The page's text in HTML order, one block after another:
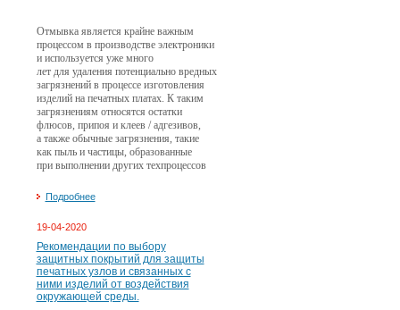
Отмывка является крайне важным
процессом в производстве электроники
и используется уже много
лет для удаления потенциально вредных
загрязнений в процессе изготовления
изделий на печатных платах. К таким
загрязнениям относятся остатки
флюсов, припоя и клеев / адгезивов,
а также обычные загрязнения, такие
как пыль и частицы, образованные
при выполнении других техпроцессов
Подробнее
19-04-2020
Рекомендации по выбору
защитных покрытий для защиты
печатных узлов и связанных с
ними изделий от воздействия
окружающей среды.